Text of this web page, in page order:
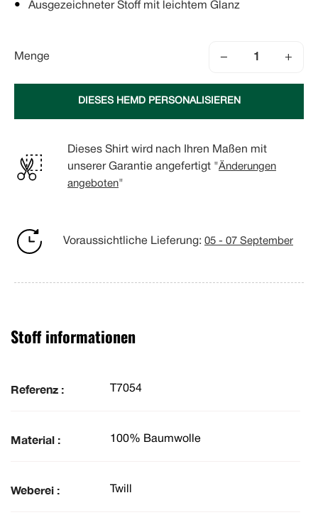
Ausgezeichneter Stoff mit leichtem Glanz
Menge − +
DIESES HEMD PERSONALISIEREN
Dieses Shirt wird nach Ihren Maßen mit
unserer Garantie angefertigt "Änderungen
angeboten"
Voraussichtliche Lieferung: 05 - 07 September
Stoff informationen
Referenz : T7054
Material : 100% Baumwolle
Weberei : Twill